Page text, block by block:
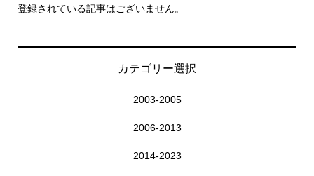
登録されている記事はございません。
カテゴリー選択
2003-2005
2006-2013
2014-2023